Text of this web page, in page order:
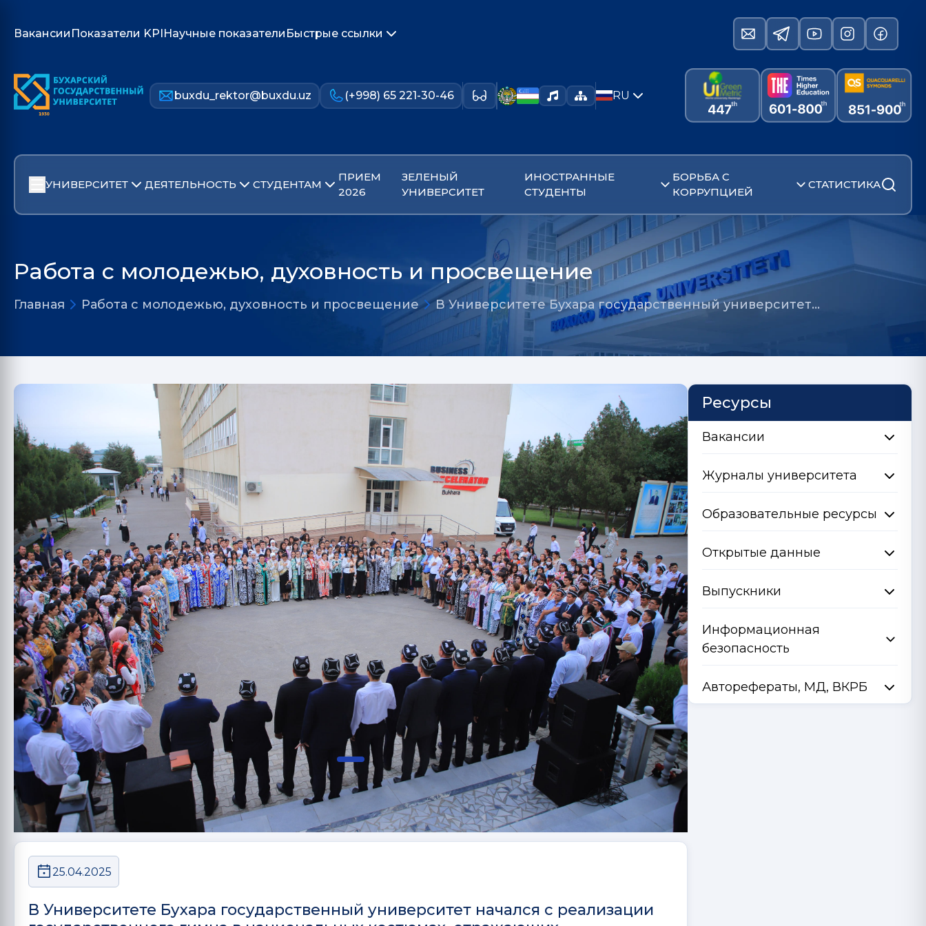
Вакансии Показатели KPIНаучные показатели Быстрые ссылки
buxdu_rektor@buxdu.uz (+998) 65 221-30-46 RU
УНИВЕРСИТЕТ ДЕЯТЕЛЬНОСТЬ СТУДЕНТАМ
ПРИЕМ
2026
ЗЕЛЕНЫЙ
УНИВЕРСИТЕТ
ИНОСТРАННЫЕ
СТУДЕНТЫ
БОРЬБА С
КОРРУПЦИЕЙ
СТАТИСТИКА
Работа с молодежью, духовность и просвещение
Главная Работа с молодежью, духовность и просвещение В Университете Бухара государственный университет…
25.04.2025
В Университете Бухара государственный университет начался с реализации
Ресурсы
Вакансии
Журналы университета
Образовательные ресурсы
Открытые данные
Выпускники
Информационная
безопасность
Авторефераты, МД, ВКРБ